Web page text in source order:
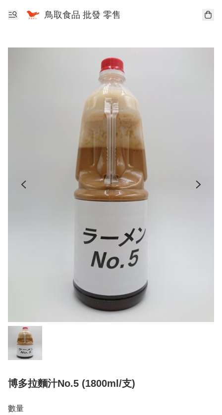
鳥取食品 批發 零售
博多拉麵汁No.5 (1800ml/支)
數量